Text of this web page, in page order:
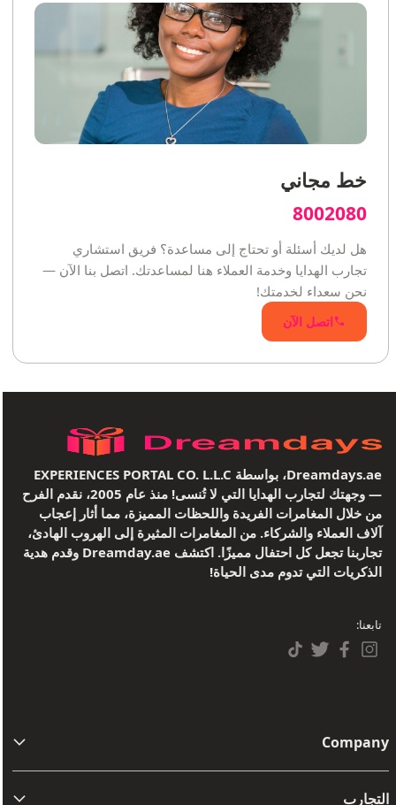
خط مجاني
8002080
هل لديك أسئلة أو تحتاج إلى مساعدة؟ فريق استشاري
تجارب الهدايا وخدمة العملاء هنا لمساعدتك. اتصل بنا الآن —
نحن سعداء لخدمتك!
اتصل الآن
Dreamdays.ae، بواسطة EXPERIENCES PORTAL CO. L.L.C
— وجهتك لتجارب الهدايا التي لا تُنسى! منذ عام 2005، نقدم الفرح
من خلال المغامرات الفريدة واللحظات المميزة، مما أثار إعجاب
آلاف العملاء والشركاء. من المغامرات المثيرة إلى الهروب الهادئ،
تجاربنا تجعل كل احتفال مميزًا. اكتشف Dreamday.ae وقدم هدية
الذكريات التي تدوم مدى الحياة!
تابعنا:
Company
التجارب